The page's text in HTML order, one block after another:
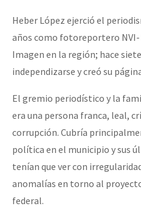
Eventos
Contacto
Heber López ejerció el
años como fotoreportero
Imagen en la región; hace
independizarse y creó su
El gremio periodístico y la
era una persona franca, leal,
corrupción. Cubría
política en el municipio y sus
tenían que ver con
anomalías en torno al
federal.